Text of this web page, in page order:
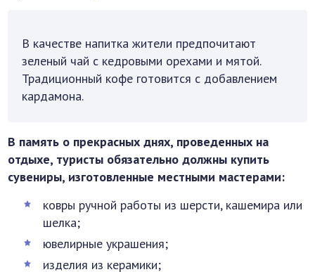
В качестве напитка жители предпочитают
зеленый чай с кедровыми орехами и мятой.
Традиционный кофе готовится с добавлением
кардамона.
В память о прекрасных днях, проведенных на
отдыхе, туристы обязательно должны купить
сувениры, изготовленные местными мастерами:
ковры ручной работы из шерсти, кашемира или
шелка;
ювелирные украшения;
изделия из керамики;